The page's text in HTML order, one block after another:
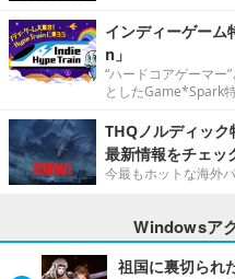
インディーゲー
n」
“ハードコアゲーマー
としたGame*Spark特
THQノルディック
最新情報をチェッ
今最もホットな海外
Windowsア
祖国に裏切られ